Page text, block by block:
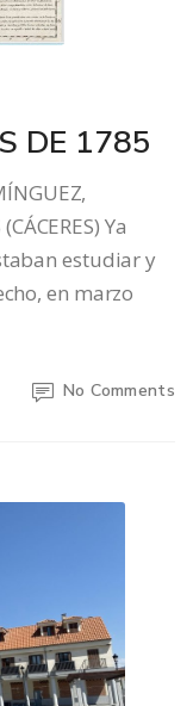
DE 1785
Ya
estudiar y
en marzo
No Comments